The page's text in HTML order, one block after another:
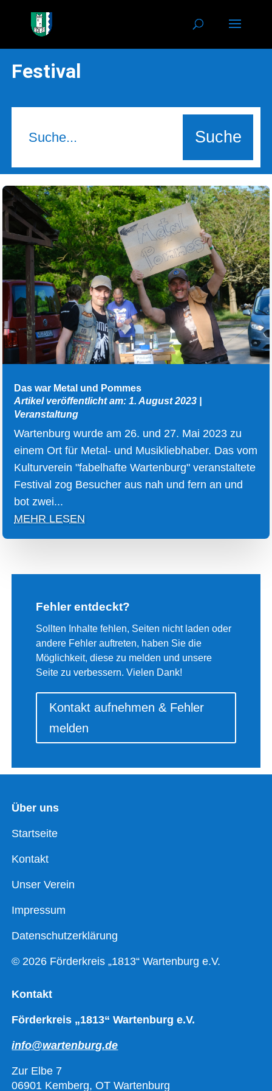
Festival
Das war Metal und Pommes
Artikel veröffentlicht am: 1. August 2023
Veranstaltung
Wartenburg wurde am 26. und 27. Mai 2023 zu
einem Ort für Metal- und Musikliebhaber. Das vom
Kulturverein "fabelhafte Wartenburg" veranstaltete
Festival zog Besucher aus nah und fern an und
bot zwei...
MEHR LESEN
Fehler entdeckt?
Sollten Inhalte fehlen, Seiten nicht laden oder
andere Fehler auftreten, haben Sie die
Möglichkeit, diese zu melden und unsere
Seite zu verbessern. Vielen Dank!
Kontakt aufnehmen & Fehler
melden
Über uns
Startseite
Kontakt
Unser Verein
Impressum
Datenschutzerklärung
© 2026 Förderkreis „1813“ Wartenburg e.V.
Kontakt
Förderkreis „1813“ Wartenburg e.V.
info@wartenburg.de
Zur Elbe 7
06901 Kemberg, OT Wartenburg